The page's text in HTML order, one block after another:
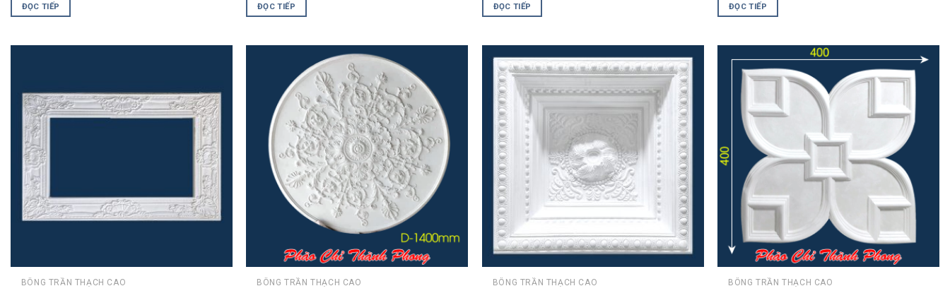
ĐỌC TIẾP ĐỌC TIẾP ĐỌC TIẾP ĐỌC TIẾP
BÔNG TRẦN THẠCH CAO BÔNG TRẦN THẠCH CAO BÔNG TRẦN THẠCH CAO BÔNG TRẦN THẠCH CAO